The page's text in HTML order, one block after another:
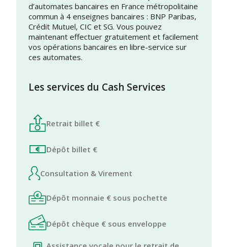
d’automates bancaires en France métropolitaine
commun à 4 enseignes bancaires : BNP Paribas,
Crédit Mutuel, CIC et SG. Vous pouvez
maintenant effectuer gratuitement et facilement
vos opérations bancaires en libre-service sur
ces automates.
Les services du Cash Services
Retrait billet €
Dépôt billet €
Consultation & Virement
Dépôt monnaie € sous pochette
Dépôt chèque € sous enveloppe